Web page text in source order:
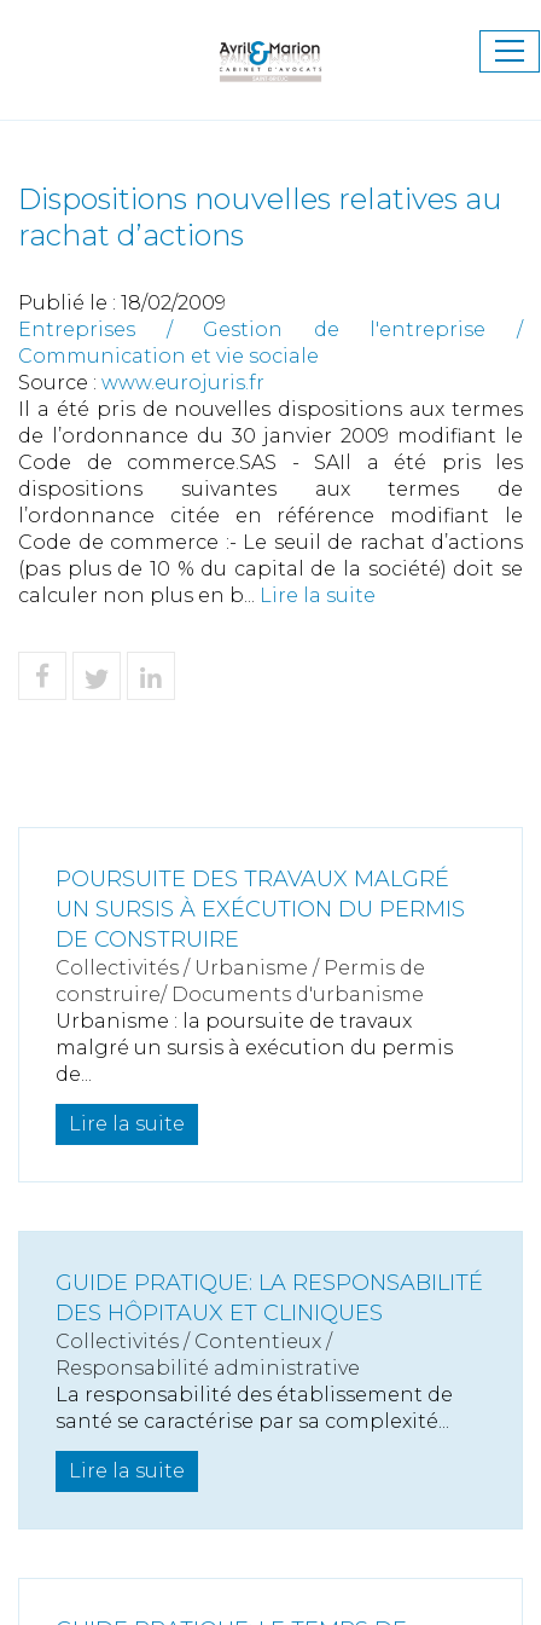
Dispositions nouvelles relatives au
rachat d’actions
Publié le : 18/02/2009
Entreprises / Gestion de l'entreprise /
Communication et vie sociale
Source : www.eurojuris.fr
Il a été pris de nouvelles dispositions aux termes
de l’ordonnance du 30 janvier 2009 modifiant le
Code de commerce.SAS - SAIl a été pris les
dispositions suivantes aux termes de
l’ordonnance citée en référence modifiant le
Code de commerce :- Le seuil de rachat d’actions
(pas plus de 10 % du capital de la société) doit se
calculer non plus en b... Lire la suite
POURSUITE DES TRAVAUX MALGRÉ
UN SURSIS À EXÉCUTION DU PERMIS
DE CONSTRUIRE
Collectivités / Urbanisme / Permis de
construire/ Documents d'urbanisme
Urbanisme : la poursuite de travaux
malgré un sursis à exécution du permis
de...
Lire la suite
GUIDE PRATIQUE: LA RESPONSABILITÉ
DES HÔPITAUX ET CLINIQUES
Collectivités / Contentieux /
Responsabilité administrative
La responsabilité des établissement de
santé se caractérise par sa complexité...
Lire la suite